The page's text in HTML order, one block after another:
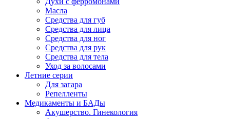
Масла
Средства для губ
Средства для лица
Средства для ног
Средства для рук
Средства для тела
Уход за волосами
Летние серии
Для загара
Репелленты
Медикаменты и БАДы
Акушерство. Гинекология